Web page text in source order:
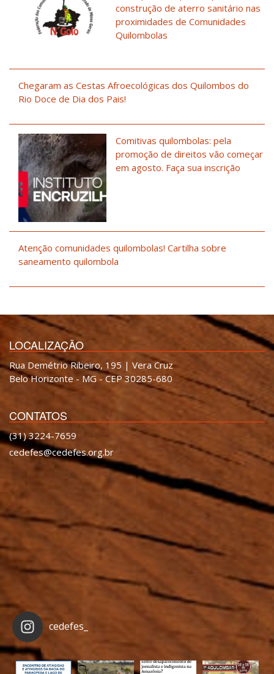
construção de aterro sanitário nas
proximidades de Comunidades
Quilombolas
Chegaram as Cestas Afroecológicas dos Quilombos do
Rio Doce de Dia dos Pais!
Comitivas quilombolas: pela
promoção de direitos vão começar
em agosto. Faça sua inscrição
Atenção comunidades quilombolas! Cartilha sobre
saneamento quilombola
LOCALIZAÇÃO
Rua Demétrio Ribeiro, 195 | Vera Cruz
Belo Horizonte - MG - CEP 30285-680
CONTATOS
(31) 3224-7659
cedefes@cedefes.org.br
cedefes_